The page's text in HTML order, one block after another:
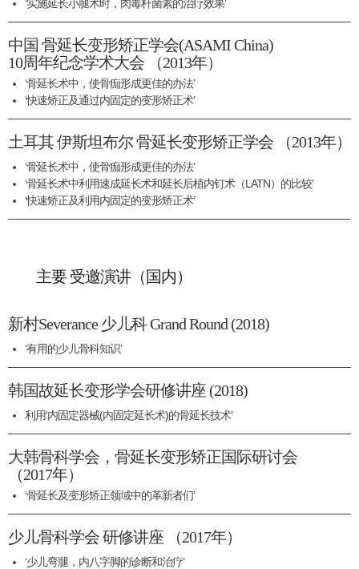
‘实施延长小腿术时，肉毒杆菌素的治疗效果’
中国 骨延长变形矫正学会(ASAMI China)
10周年纪念学术大会 （2013年）
‘骨延长术中，使骨痂形成更佳的办法’
‘快速矫正及通过内固定的变形矫正术’
土耳其 伊斯坦布尔 骨延长变形矫正学会 （2013年）
‘骨延长术中，使骨痂形成更佳的办法’
‘骨延长术中利用速成延长术和延长后植内钉术（LATN）的比较’
‘快速矫正及利用内固定的变形矫正术’
主要 受邀演讲（国内）
新村Severance 少儿科 Grand Round (2018)
‘有用的少儿骨科知识’
韩国故延长变形学会研修讲座 (2018)
利用‘内固定器械(内固定延长术)的骨延长技术’
大韩骨科学会，骨延长变形矫正国际研讨会
（2017年）
‘骨延长及变形矫正领域中的革新者们’
少儿骨科学会 研修讲座 （2017年）
‘少儿弯腿，内八字脚的诊断和治疗’